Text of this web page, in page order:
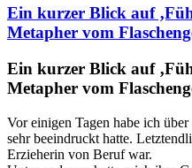
Ein kurzer Blick auf
Metapher vom
Ein kurzer Blick auf
Metapher vom
Vor einigen Tagen habe ich
sehr beeindruckt hatte.
Erzieherin von Beruf war.